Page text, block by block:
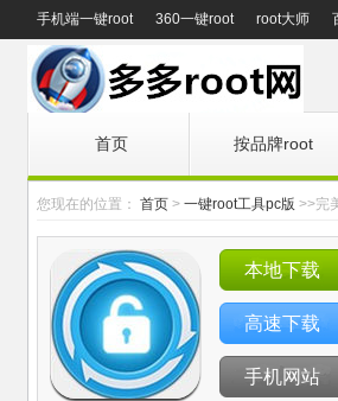
手机端一键root 360一键root root大师
首页 按品牌root
您现在的位置： 首页 > 一键root工具pc版 >>完
本地下载
高速下载
手机网站